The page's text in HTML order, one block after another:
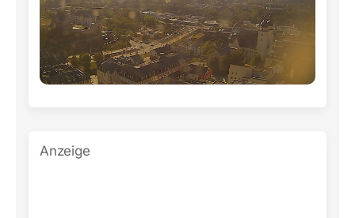
Anzeige